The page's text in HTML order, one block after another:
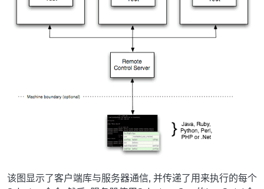
该图显示了客户端库与服务器通信, 并传递了用来执行的每个